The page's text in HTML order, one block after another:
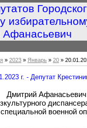
Афанасьевич
» 2023 » Январь » 20 »
г. - Депутат
Дмитрий
специальной военной